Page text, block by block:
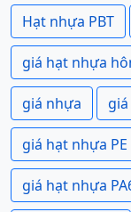
Hạt nhựa PBT
giá hạt nhựa
giá nhựa
giá hạt nhựa
giá hạt nhựa